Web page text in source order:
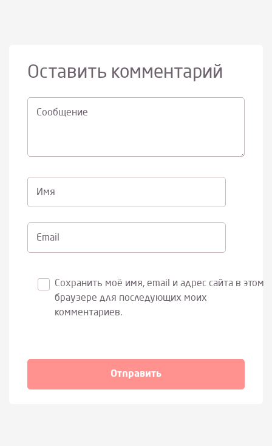
Оставить комментарий
Cообщение
Имя
Email
Сохранить моё имя, email и адрес сайта в этом
браузере для последующих моих
комментариев.